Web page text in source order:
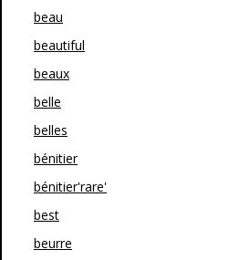
beau
beautiful
beaux
belle
belles
bénitier
bénitier'rare'
best
beurre